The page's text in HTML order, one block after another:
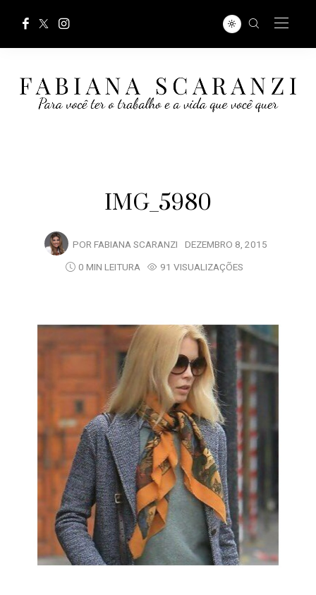
IMG_5980
POR FABIANA SCARANZI DEZEMBRO 8, 2015
0 MIN LEITURA
91 VISUALIZAÇÕES